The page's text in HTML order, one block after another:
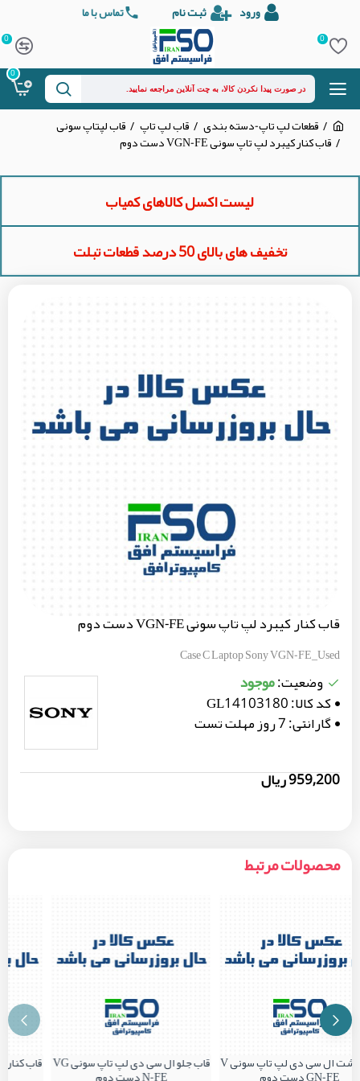
ورود ثبت نام تماس با ما
0
0
0
قطعات لپ تاپ-دسته بندی قاب لپ تاپ قاب لپتاپ سونی
قاب کنار کیبرد لپ تاپ سونی VGN-FE دست دوم
لیست اکسل کالاهای کمیاب
تخفیف های بالای 50 درصد قطعات تبلت
قاب کنار کیبرد لپ تاپ سونی VGN-FE دست دوم
Case C Laptop Sony VGN-FE_Used
وضعیت:موجود
کد کالا:GL14103180
گارانتی:7 روز مهلت تست
959,200 ریال
محصولات مرتبط
قاب پشت ال سی دی لپ تاپ سونی V قاب جلو ال سی دی لپ تاپ سونی VG